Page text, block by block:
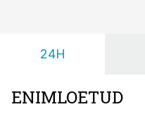
24H
ENIMLOETUD